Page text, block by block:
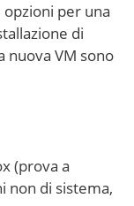
per una
di
nuova VM sono
(prova a
non di sistema,